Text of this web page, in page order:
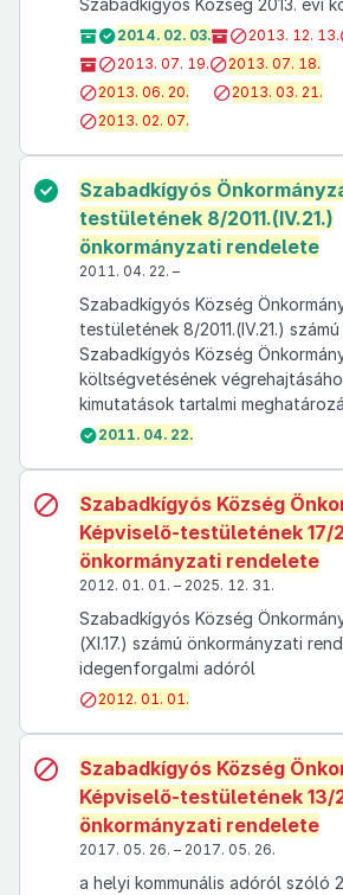
Szabadkígyós Község 2013. évi
2014. 02. 03. 2013. 12. 13.
2013. 07. 19.
2013. 07. 18.
2013. 06. 20.
2013. 03. 21.
2013. 02. 07.
Szabadkígyós
testületének 8/2011.(IV.21.)
önkormányzati rendelete
2011. 04. 22. –
Szabadkígyós Község
testületének 8/2011.(IV.21.)
Szabadkígyós Község
költségvetésének
kimutatások tartalmi
2011. 04. 22.
Szabadkígyós Község
Képviselő-testületének 17/
önkormányzati rendelete
2012. 01. 01. – 2025. 12. 31.
Szabadkígyós Község
(XI.17.) számú önkormányzati
idegenforgalmi adóról
2012. 01. 01.
Szabadkígyós Község
Képviselő-testületének 13/
önkormányzati rendelete
2017. 05. 26. – 2017. 05. 26.
a helyi kommunális adóról szóló